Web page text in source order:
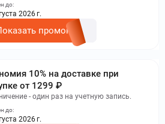
до:
2026 г.
промокод
10% на доставке при
от 1299 ₽
- один раз на учетную запись.
до:
2026 г.